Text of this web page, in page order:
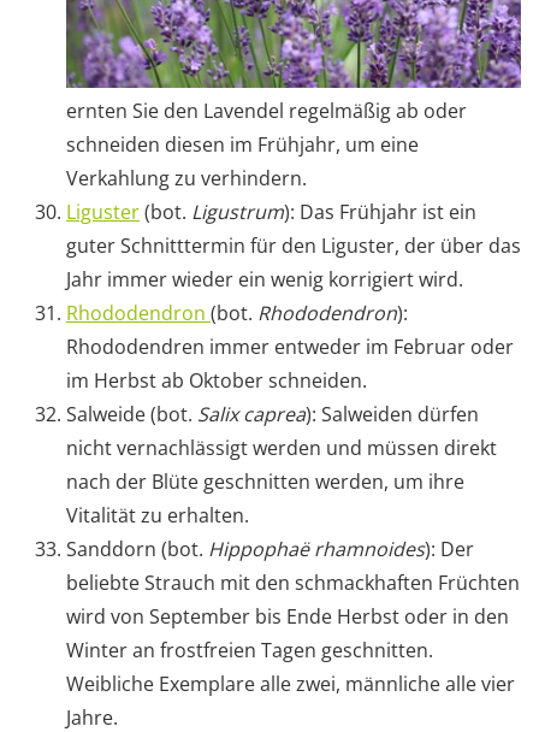
ernten Sie den Lavendel regelmäßig ab oder
schneiden diesen im Frühjahr, um eine
Verkahlung zu verhindern.
Liguster(bot. Ligustrum): Das Frühjahr ist ein
guter Schnitttermin für den Liguster, der über das
Jahr immer wieder ein wenig korrigiert wird.
Rhododendron (bot. Rhododendron):
Rhododendren immer entweder im Februar oder
im Herbst ab Oktober schneiden.
Salweide (bot. Salix caprea): Salweiden dürfen
nicht vernachlässigt werden und müssen direkt
nach der Blüte geschnitten werden, um ihre
Vitalität zu erhalten.
Sanddorn (bot. Hippophaë rhamnoides): Der
beliebte Strauch mit den schmackhaften Früchten
wird von September bis Ende Herbst oder in den
Winter an frostfreien Tagen geschnitten.
Weibliche Exemplare alle zwei, männliche alle vier
Jahre.